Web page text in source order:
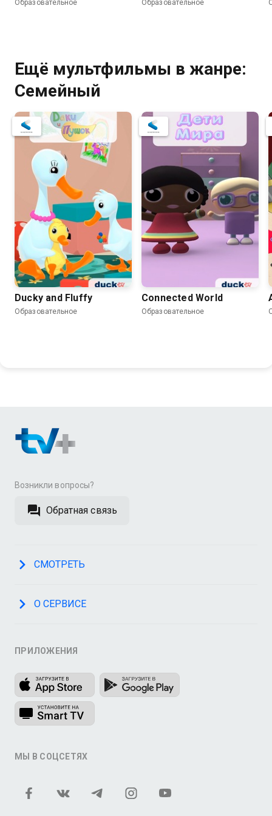
Образовательное Образовательное
Ещё мультфильмы в жанре:
Семейный
Ducky and Fluffy
Образовательное
Connected World
Образовательное
Возникли вопросы?
Обратная связь
СМОТРЕТЬ
О СЕРВИСЕ
ПРИЛОЖЕНИЯ
МЫ В СОЦСЕТЯХ